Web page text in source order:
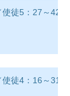
徒5：27～42
徒4：16～31